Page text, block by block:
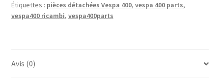
/
windshield
Étiquettes : pièces détachées Vespa 400, vespa 400 parts,
vespa400 ricambi, vespa400parts
Avis (0)